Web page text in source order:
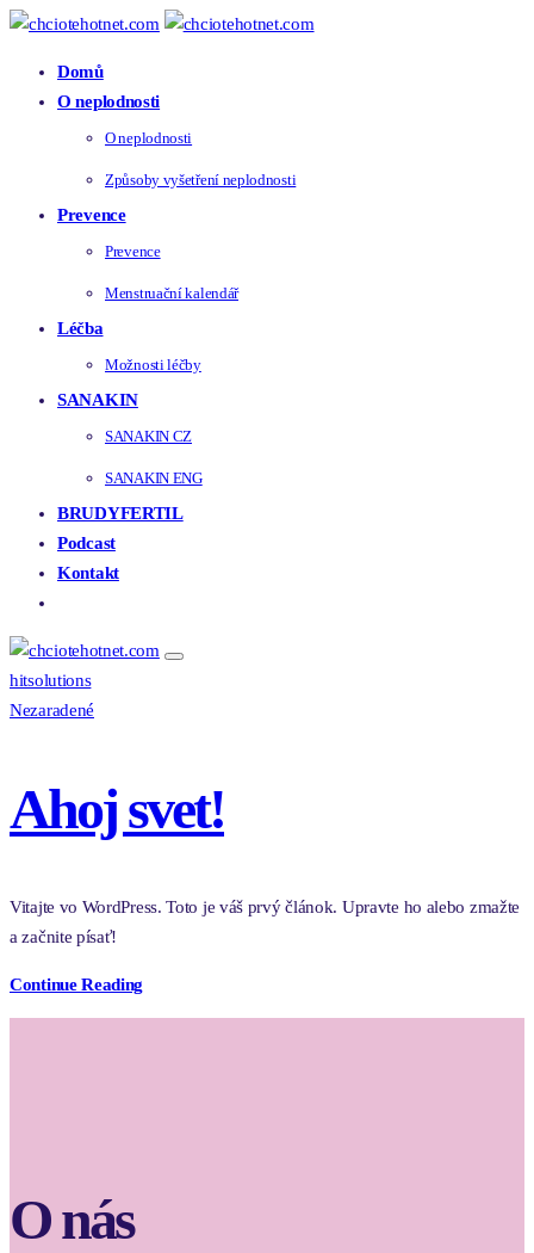
Domů
O neplodnosti
O neplodnosti
Způsoby vyšetření neplodnosti
Prevence
Prevence
Menstruační kalendář
Léčba
Možnosti léčby
SANAKIN
SANAKIN CZ
SANAKIN ENG
BRUDYFERTIL
Podcast
Kontakt
hitsolutions
Nezaradené
Ahoj svet!
Vitajte vo WordPress. Toto je váš prvý článok. Upravte ho alebo zmažte
a začnite písať!
Continue Reading
O nás